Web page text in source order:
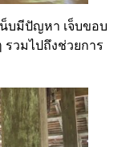
บมีปัญหา เจ็บขอบ
รวมไปถึงช่วยการ